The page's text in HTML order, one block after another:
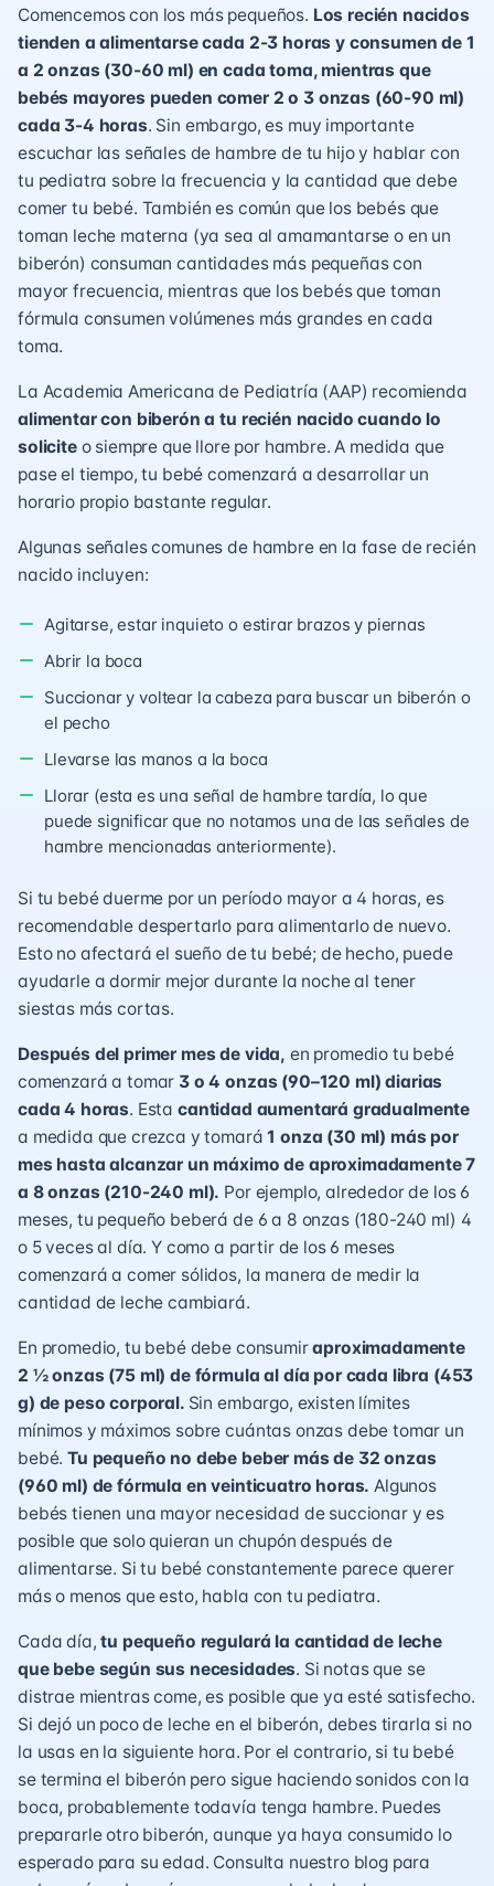
Comencemos con los más pequeños. Los recién nacidos
tienden a alimentarse cada 2-3 horas y consumen de 1
a 2 onzas (30-60 ml) en cada toma, mientras que
bebés mayores pueden comer 2 o 3 onzas (60-90 ml)
cada 3-4 horas. Sin embargo, es muy importante
escuchar las señales de hambre de tu hijo y hablar con
tu pediatra sobre la frecuencia y la cantidad que debe
comer tu bebé. También es común que los bebés que
toman leche materna (ya sea al amamantarse o en un
biberón) consuman cantidades más pequeñas con
mayor frecuencia, mientras que los bebés que toman
fórmula consumen volúmenes más grandes en cada
toma.
La Academia Americana de Pediatría (AAP) recomienda
alimentar con biberón a tu recién nacido cuando lo
soliciteo siempre que llore por hambre. A medida que
pase el tiempo, tu bebé comenzará a desarrollar un
horario propio bastante regular.
Algunas señales comunes de hambre en la fase de recién
nacido incluyen:
Agitarse, estar inquieto o estirar brazos y piernas
Abrir la boca
Succionar y voltear la cabeza para buscar un biberón o
el pecho
Llevarse las manos a la boca
Llorar (esta es una señal de hambre tardía, lo que
puede significar que no notamos una de las señales de
hambre mencionadas anteriormente).
Si tu bebé duerme por un período mayor a 4 horas, es
recomendable despertarlo para alimentarlo de nuevo.
Esto no afectará el sueño de tu bebé; de hecho, puede
ayudarle a dormir mejor durante la noche al tener
siestas más cortas.
Después del primer mes de vida, en promedio tu bebé
comenzará a tomar 3 o 4 onzas (90–120 ml) diarias
cada 4 horas. Esta cantidad aumentará gradualmente
a medida que crezca y tomará1 onza (30 ml) más por
mes hasta alcanzar un máximo de aproximadamente 7
a 8 onzas (210-240 ml). Por ejemplo, alrededor de los 6
meses, tu pequeño beberá de 6 a 8 onzas (180-240 ml) 4
o 5 veces al día. Y como a partir de los 6 meses
comenzará a comer sólidos, la manera de medir la
cantidad de leche cambiará.
En promedio, tu bebé debe consumiraproximadamente
2 ½ onzas (75 ml) de fórmula al día por cada libra (453
g) de peso corporal. Sin embargo, existen límites
mínimos y máximos sobre cuántas onzas debe tomar un
bebé.Tu pequeño no debe beber más de 32 onzas
(960 ml) de fórmula en veinticuatro horas. Algunos
bebés tienen una mayor necesidad de succionar y es
posible que solo quieran un chupón después de
alimentarse. Si tu bebé constantemente parece querer
más o menos que esto, habla con tu pediatra.
Cada día,tu pequeño regulará la cantidad de leche
que bebe según sus necesidades. Si notas que se
distrae mientras come, es posible que ya esté satisfecho.
Si dejó un poco de leche en el biberón, debes tirarla si no
la usas en la siguiente hora. Por el contrario, si tu bebé
se termina el biberón pero sigue haciendo sonidos con la
boca, probablemente todavía tenga hambre. Puedes
prepararle otro biberón, aunque ya haya consumido lo
esperado para su edad. Consulta nuestro blog para